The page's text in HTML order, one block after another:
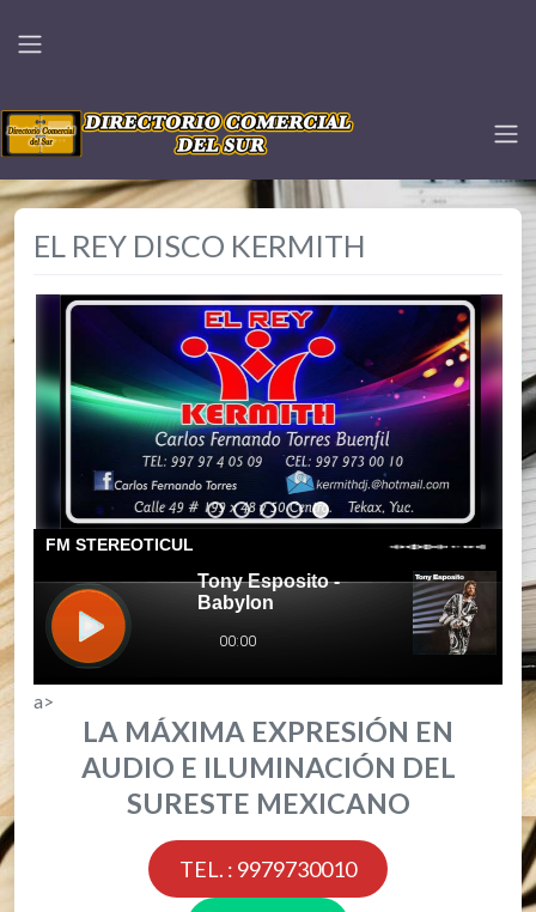
EL REY DISCO KERMITH
a>
LA MÁXIMA EXPRESIÓN EN
AUDIO E ILUMINACIÓN DEL
SURESTE MEXICANO
TEL. : 9979730010